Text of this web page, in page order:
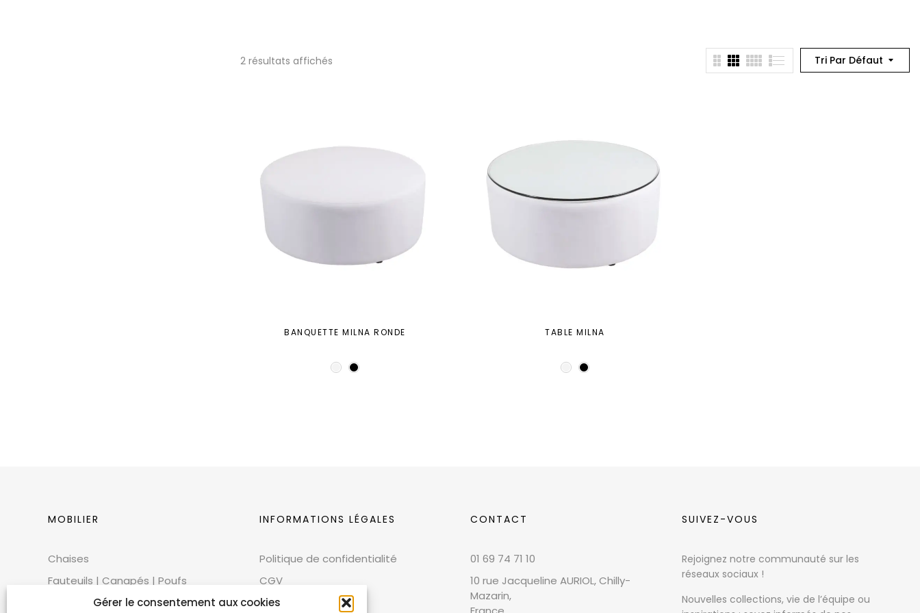
Gérer le consentement aux cookies
Tri Par Défaut
2 résultats affichés
BANQUETTE MILNA RONDE TABLE MILNA
MOBILIER
Chaises
Fauteuils | Canapés | Poufs
Mobilier extérieur
INFORMATIONS LÉGALES
Politique de confidentialité
CGV
CGU
CONTACT
01 69 74 71 10
10 rue Jacqueline AURIOL, Chilly-
Mazarin,
SUIVEZ-VOUS
Rejoignez notre communauté sur les
réseaux sociaux !
Nouvelles collections, vie de l’équipe ou